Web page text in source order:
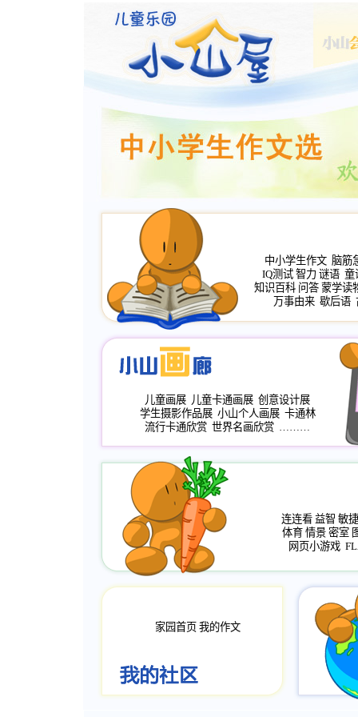
中小学生作文 脑筋
IQ测试 智力 谜语 童
知识百科 问答 蒙学读
万事由来 歇后语
儿童画展 儿童卡通画展 创意设计展
学生摄影作品展 小山个人画展 卡通林
流行卡通欣赏 世界名画欣赏 ………
连连看 益智 敏捷
体育 情景 密室
网页小游戏
家园首页 我的作文